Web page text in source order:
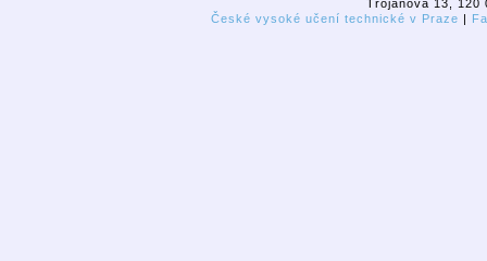
Trojanova 13, 120
České vysoké učení technické v Praze